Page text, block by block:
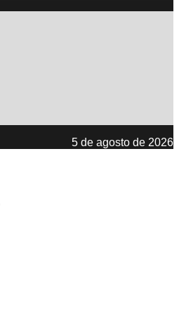
5 de agosto de 2026